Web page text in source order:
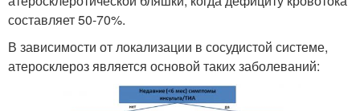
составляет 50-70%.
В зависимости от локализации в сосудистой системе,
атеросклероз является основой таких заболеваний: